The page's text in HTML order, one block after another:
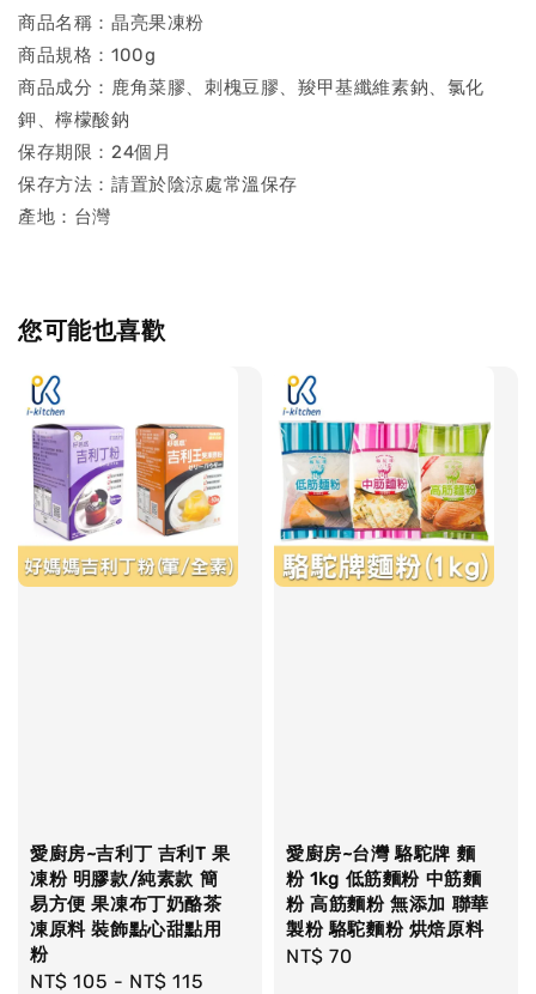
商品名稱：晶亮果凍粉
商品規格：100g
商品成分：鹿角菜膠、刺槐豆膠、羧甲基纖維素鈉、氯化
鉀、檸檬酸鈉
保存期限：24個月
保存方法：請置於陰涼處常溫保存
產地：台灣
您可能也喜歡
愛廚房~吉利丁 吉利T 果
凍粉 明膠款/純素款 簡
易方便 果凍布丁奶酪茶
凍原料 裝飾點心甜點用
粉
Regular
NT$ 105 - NT$ 115
愛廚房~台灣 駱駝牌 麵
粉 1kg 低筋麵粉 中筋麵
粉 高筋麵粉 無添加 聯華
製粉 駱駝麵粉 烘焙原料
Regular
NT$ 70